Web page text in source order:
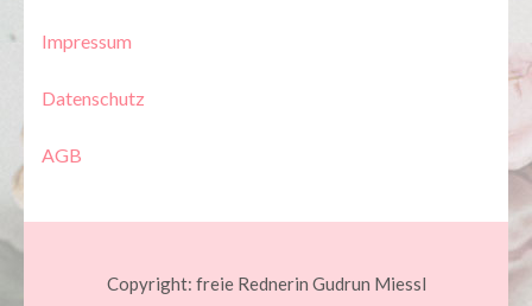
Impressum
Datenschutz
AGB
Copyright: freie Rednerin Gudrun Miessl